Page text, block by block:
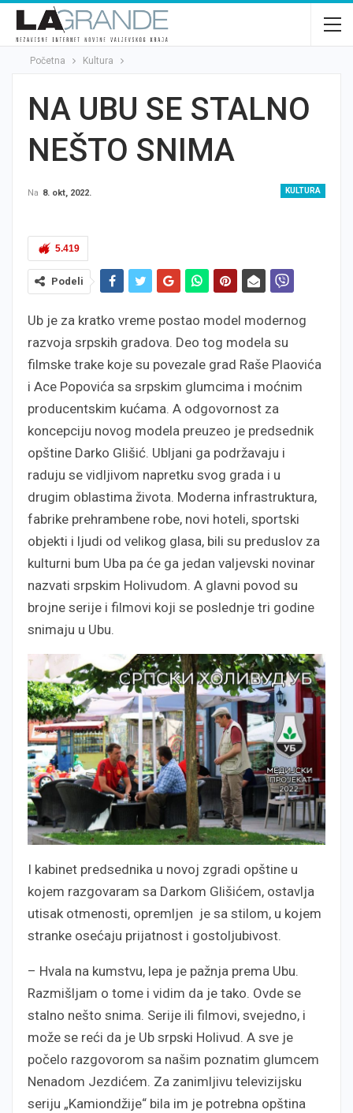
Početna Kultura
NA UBU SE STALNO
NEŠTO SNIMA
KULTURA
Na 8. okt, 2022.
5.419
Podeli
Ub je za kratko vreme postao model modernog
razvoja srpskih gradova. Deo tog modela su
filmske trake koje su povezale grad Raše Plaovića
i Ace Popovića sa srpskim glumcima i moćnim
producentskim kućama. A odgovornost za
koncepciju novog modela preuzeo je predsednik
opštine Darko Glišić. Ubljani ga podržavaju i
raduju se vidljivom napretku svog grada i u
drugim oblastima života. Moderna infrastruktura,
fabrike prehrambene robe, novi hoteli, sportski
objekti i ljudi od velikog glasa, bili su preduslov za
kulturni bum Uba pa će ga jedan valjevski novinar
nazvati srpskim Holivudom. A glavni povod su
brojne serije i filmovi koji se poslednje tri godine
snimaju u Ubu.
I kabinet predsednika u novoj zgradi opštine u
kojem razgovaram sa Darkom Glišićem, ostavlja
utisak otmenosti, opremljen je sa stilom, u kojem
stranke osećaju prijatnost i gostoljubivost.
– Hvala na kumstvu, lepa je pažnja prema Ubu.
Razmišljam o tome i vidim da je tako. Ovde se
stalno nešto snima. Serije ili filmovi, svejedno, i
može se reći da je Ub srpski Holivud. A sve je
počelo razgovorom sa našim poznatim glumcem
Nenadom Jezdićem. Za zanimljivu televizijsku
seriju „Kamiondžije“ bila im je potrebna opština